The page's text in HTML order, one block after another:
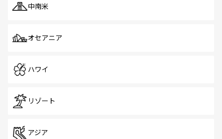
中南米
オセアニア
ハワイ
リゾート
アジア